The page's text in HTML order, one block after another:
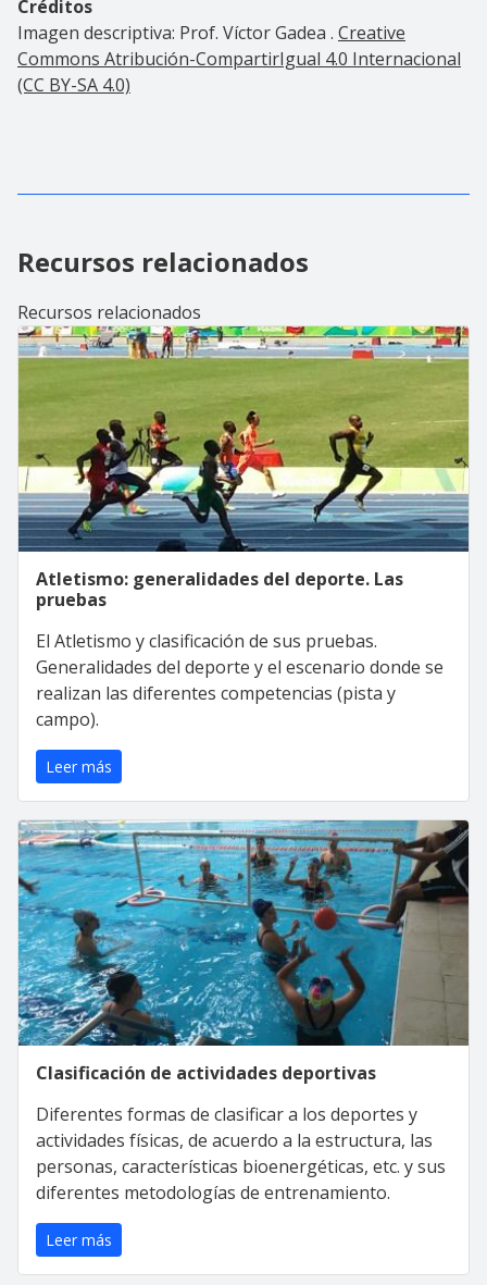
Créditos
Imagen descriptiva: Prof. Víctor Gadea . Creative
Commons Atribución-CompartirIgual 4.0 Internacional
(CC BY-SA 4.0)
Recursos relacionados
Recursos relacionados
Atletismo: generalidades del deporte. Las
pruebas
El Atletismo y clasificación de sus pruebas.
Generalidades del deporte y el escenario donde se
realizan las diferentes competencias (pista y
campo).
Leer más
Clasificación de actividades deportivas
Diferentes formas de clasificar a los deportes y
actividades físicas, de acuerdo a la estructura, las
personas, características bioenergéticas, etc. y sus
diferentes metodologías de entrenamiento.
Leer más